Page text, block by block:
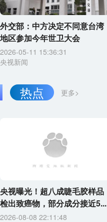
外交部：中方决定不同意台湾
地区参加今年世卫大会
2026-05-11 15:36:31
央视新闻
更多>
热点
央视曝光！超八成睫毛胶样品
检出致癌物，部分成分接近5...
2026-08-08 22:11:48